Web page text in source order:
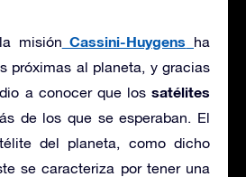
misión Cassini-Huygens
ha
próximas al planeta, y gracias
a conocer que los satélites
de los que se esperaban. El
del planeta, como dicho
se caracteriza por tener una